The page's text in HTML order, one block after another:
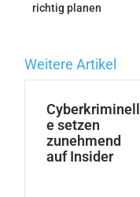
richtig planen
Weitere Artikel
Cyberkriminell
e setzen
zunehmend
auf Insider